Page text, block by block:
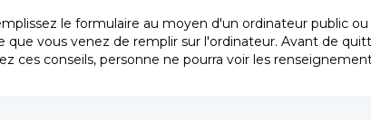
le formulaire au moyen d'un ordinateur public
que vous venez de remplir sur l'ordinateur. Avant de
ces conseils, personne ne pourra voir les